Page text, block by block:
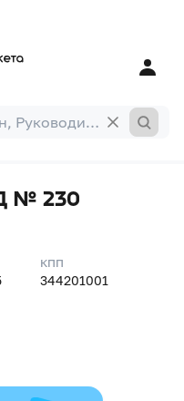
№ 230
КПП
344201001